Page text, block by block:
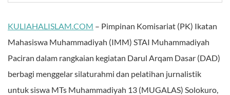
KULIAHALISLAM.COM – Pimpinan Komisariat (PK) Ikatan
Mahasiswa Muhammadiyah (IMM) STAI Muhammadiyah
Paciran dalam rangkaian kegiatan Darul Arqam Dasar (DAD)
berbagi menggelar silaturahmi dan pelatihan jurnalistik
untuk siswa MTs Muhammadiyah 13 (MUGALAS) Solokuro,